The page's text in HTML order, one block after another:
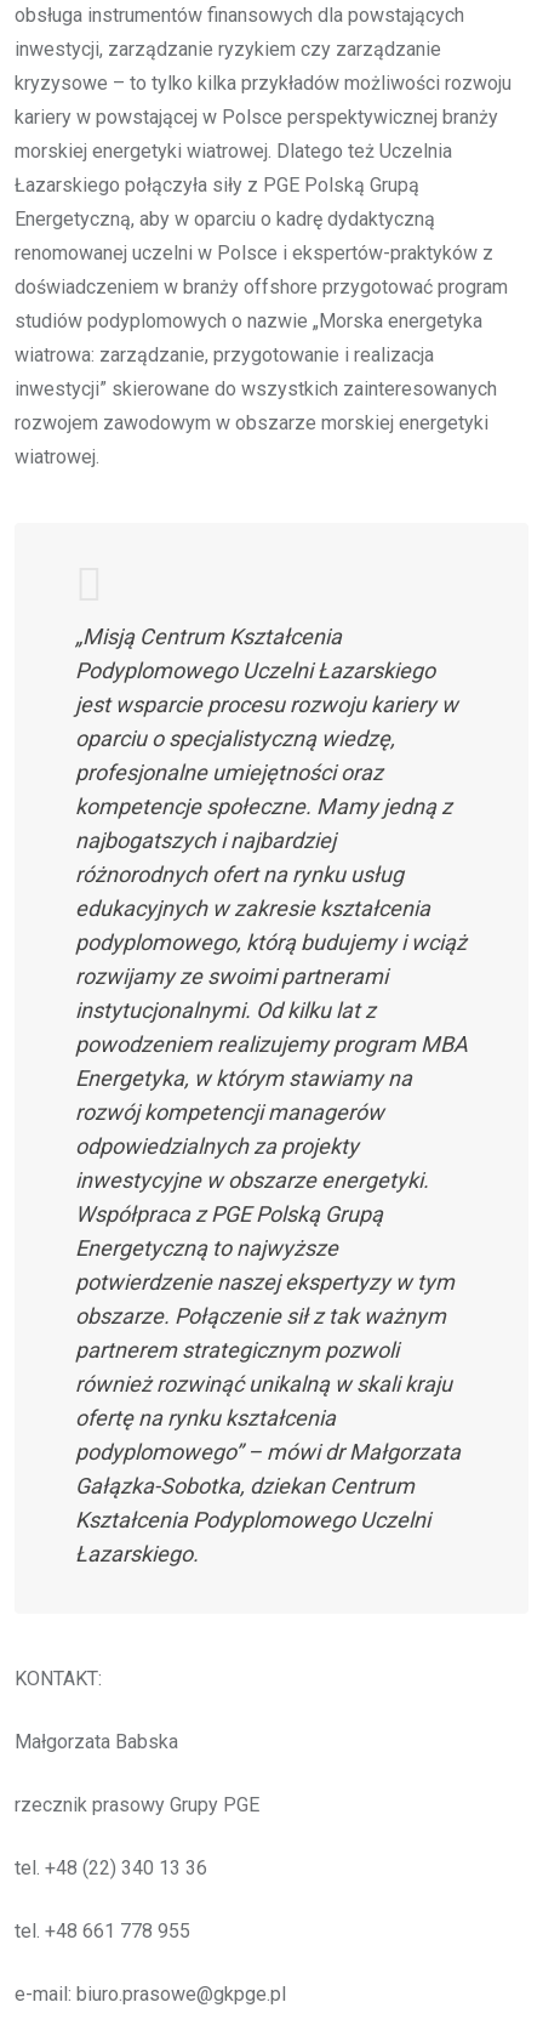
obsługa instrumentów finansowych dla powstających
inwestycji, zarządzanie ryzykiem czy zarządzanie
kryzysowe – to tylko kilka przykładów możliwości rozwoju
kariery w powstającej w Polsce perspektywicznej branży
morskiej energetyki wiatrowej. Dlatego też Uczelnia
Łazarskiego połączyła siły z PGE Polską Grupą
Energetyczną, aby w oparciu o kadrę dydaktyczną
renomowanej uczelni w Polsce i ekspertów-praktyków z
doświadczeniem w branży offshore przygotować program
studiów podyplomowych o nazwie „Morska energetyka
wiatrowa: zarządzanie, przygotowanie i realizacja
inwestycji” skierowane do wszystkich zainteresowanych
rozwojem zawodowym w obszarze morskiej energetyki
wiatrowej.
„Misją Centrum Kształcenia
Podyplomowego Uczelni Łazarskiego
jest wsparcie procesu rozwoju kariery w
oparciu o specjalistyczną wiedzę,
profesjonalne umiejętności oraz
kompetencje społeczne. Mamy jedną z
najbogatszych i najbardziej
różnorodnych ofert na rynku usług
edukacyjnych w zakresie kształcenia
podyplomowego, którą budujemy i wciąż
rozwijamy ze swoimi partnerami
instytucjonalnymi. Od kilku lat z
powodzeniem realizujemy program MBA
Energetyka, w którym stawiamy na
rozwój kompetencji managerów
odpowiedzialnych za projekty
inwestycyjne w obszarze energetyki.
Współpraca z PGE Polską Grupą
Energetyczną to najwyższe
potwierdzenie naszej ekspertyzy w tym
obszarze. Połączenie sił z tak ważnym
partnerem strategicznym pozwoli
również rozwinąć unikalną w skali kraju
ofertę na rynku kształcenia
podyplomowego” – mówi dr Małgorzata
Gałązka-Sobotka, dziekan Centrum
Kształcenia Podyplomowego Uczelni
Łazarskiego.
KONTAKT:
Małgorzata Babska
rzecznik prasowy Grupy PGE
tel. +48 (22) 340 13 36
tel. +48 661 778 955
e-mail: biuro.prasowe@gkpge.pl